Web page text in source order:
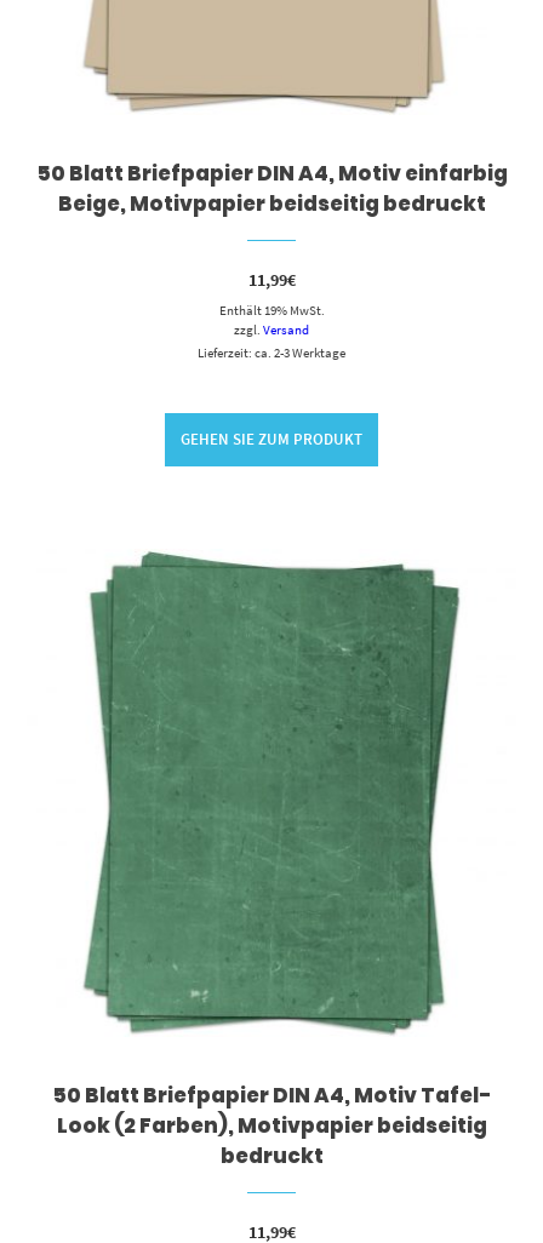
50 Blatt Briefpapier DIN A4, Motiv einfarbig
Beige, Motivpapier beidseitig bedruckt
11,99€
Enthält 19% MwSt.
zzgl. Versand
Lieferzeit: ca. 2-3 Werktage
GEHEN SIE ZUM PRODUKT
50 Blatt Briefpapier DIN A4, Motiv Tafel-
Look (2 Farben), Motivpapier beidseitig
bedruckt
11,99€